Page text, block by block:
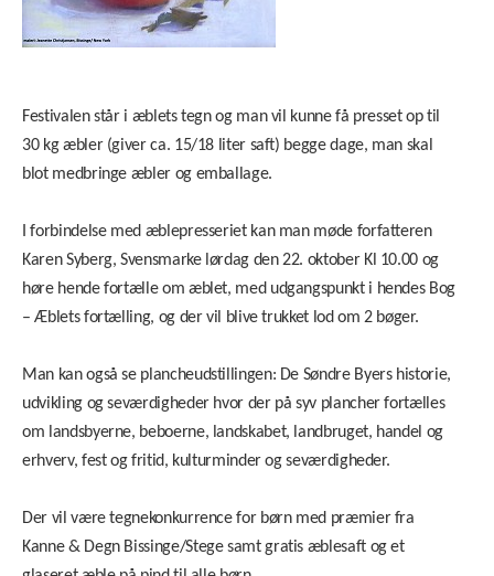
Festivalen står i æblets tegn og man vil kunne få presset op til
30 kg æbler (giver ca. 15/18 liter saft) begge dage, man skal
blot medbringe æbler og emballage.
I forbindelse med æblepresseriet kan man møde forfatteren
Karen Syberg, Svensmarke lørdag den 22. oktober Kl 10.00 og
høre hende fortælle om æblet, med udgangspunkt i hendes Bog
– Æblets fortælling, og der vil blive trukket lod om 2 bøger.
Man kan også se plancheudstillingen: De Søndre Byers historie,
udvikling og seværdigheder hvor der på syv plancher fortælles
om landsbyerne, beboerne, landskabet, landbruget, handel og
erhverv, fest og fritid, kulturminder og seværdigheder.
Der vil være tegnekonkurrence for børn med præmier fra
Kanne & Degn Bissinge/Stege samt gratis æblesaft og et